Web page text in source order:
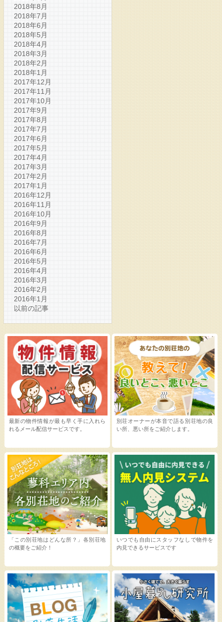
2018年8月
2018年7月
2018年6月
2018年5月
2018年4月
2018年3月
2018年2月
2018年1月
2017年12月
2017年11月
2017年10月
2017年9月
2017年8月
2017年7月
2017年6月
2017年5月
2017年4月
2017年3月
2017年2月
2017年1月
2016年12月
2016年11月
2016年10月
2016年9月
2016年8月
2016年7月
2016年6月
2016年5月
2016年4月
2016年3月
2016年2月
2016年1月
以前の記事
いつでも自由にスタッフなしで物件を
内見できるサービスです
最新の物件情報が最も早く手に入れら
れるメール配信サービスです。
別荘オーナーが本音で語る別荘地の良
い所、悪い所をご紹介します。
「この別荘地はどんな所？」各別荘地
の概要をご紹介！